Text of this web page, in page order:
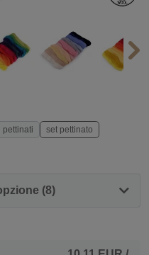
pettinati set pettinato
(8)